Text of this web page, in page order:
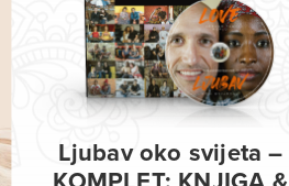
Ljubav oko svijeta –